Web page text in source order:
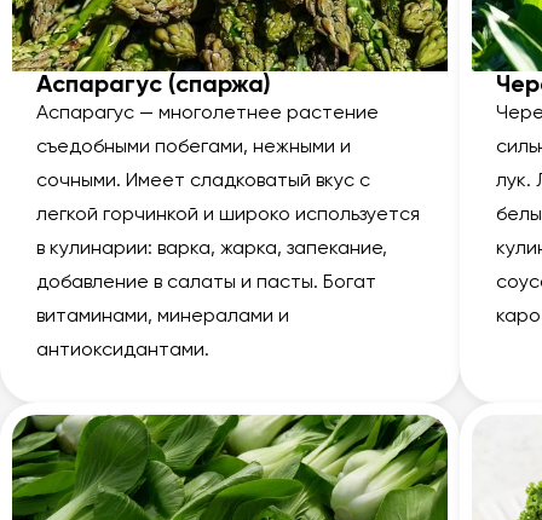
Аспарагус (спаржа)
Аспарагус — многолетнее растение
съедобными побегами, нежными и
сочными. Имеет сладковатый вкус с
легкой горчинкой и широко используется
в кулинарии: варка, жарка, запекание,
добавление в салаты и пасты. Богат
витаминами, минералами и
антиоксидантами.
лук.